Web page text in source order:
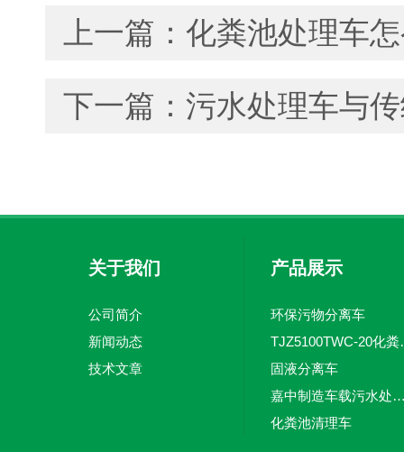
上一篇： 化粪池处理车
下一篇： 污水处理车与
关于我们
公司简介
新闻动态
技术文章
产品展示
环保污物分离车
固液分离车
嘉中制造车载污水处理设备-环
化粪池清理车